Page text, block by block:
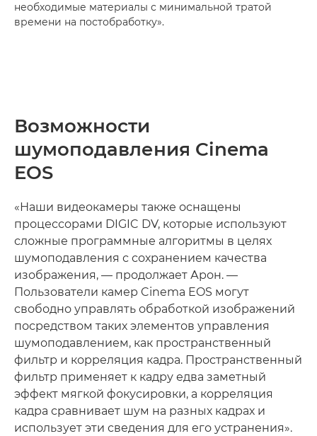
необходимые материалы с минимальной тратой
времени на постобработку».
Возможности
шумоподавления Cinema
EOS
«Наши видеокамеры также оснащены
процессорами DIGIC DV, которые используют
сложные программные алгоритмы в целях
шумоподавления с сохранением качества
изображения, — продолжает Арон. —
Пользователи камер Cinema EOS могут
свободно управлять обработкой изображений
посредством таких элементов управления
шумоподавлением, как пространственный
фильтр и корреляция кадра. Пространственный
фильтр применяет к кадру едва заметный
эффект мягкой фокусировки, а корреляция
кадра сравнивает шум на разных кадрах и
использует эти сведения для его устранения».